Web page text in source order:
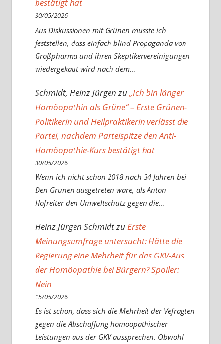
bestätigt hat
30/05/2026
Aus Diskussionen mit Grünen musste ich
feststellen, dass einfach blind Propaganda von
Großpharma und ihren Skeptikervereinigungen
wiedergekäut wird nach dem…
Schmidt, Heinz Jürgenzu„Ich bin länger
Homöopathin als Grüne“ – Erste Grünen-
Politikerin und Heilpraktikerin verlässt die
Partei, nachdem Parteispitze den Anti-
Homöopathie-Kurs bestätigt hat
30/05/2026
Wenn ich nicht schon 2018 nach 34 Jahren bei
Den Grünen ausgetreten wäre, als Anton
Hofreiter den Umweltschutz gegen die…
Heinz Jürgen SchmidtzuErste
Meinungsumfrage untersucht: Hätte die
Regierung eine Mehrheit für das GKV-Aus
der Homöopathie bei Bürgern? Spoiler:
Nein
15/05/2026
Es ist schön, dass sich die Mehrheit der Vefragten
gegen die Abschaffung homöopathischer
Leistungen aus der GKV aussprechen. Obwohl